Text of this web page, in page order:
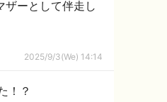
ーとして伴走し
2025/9/3(We) 14:14
！？